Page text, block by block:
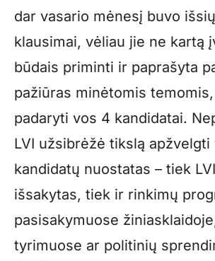
dar vasario mėnesį buvo
klausimai, vėliau jie ne kartą
būdais priminti ir paprašyta
pažiūras minėtomis
padaryti vos 4 kandidatai.
LVI užsibrėžė tikslą apžvelgti
kandidatų nuostatas – tiek
išsakytas, tiek ir rinkimų
pasisakymuose
tyrimuose ar politinių